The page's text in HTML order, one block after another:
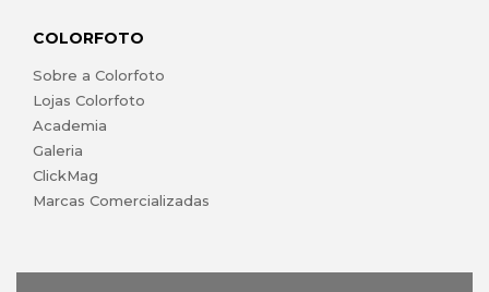
COLORFOTO
Sobre a Colorfoto
Lojas Colorfoto
Academia
Galeria
ClickMag
Marcas Comercializadas